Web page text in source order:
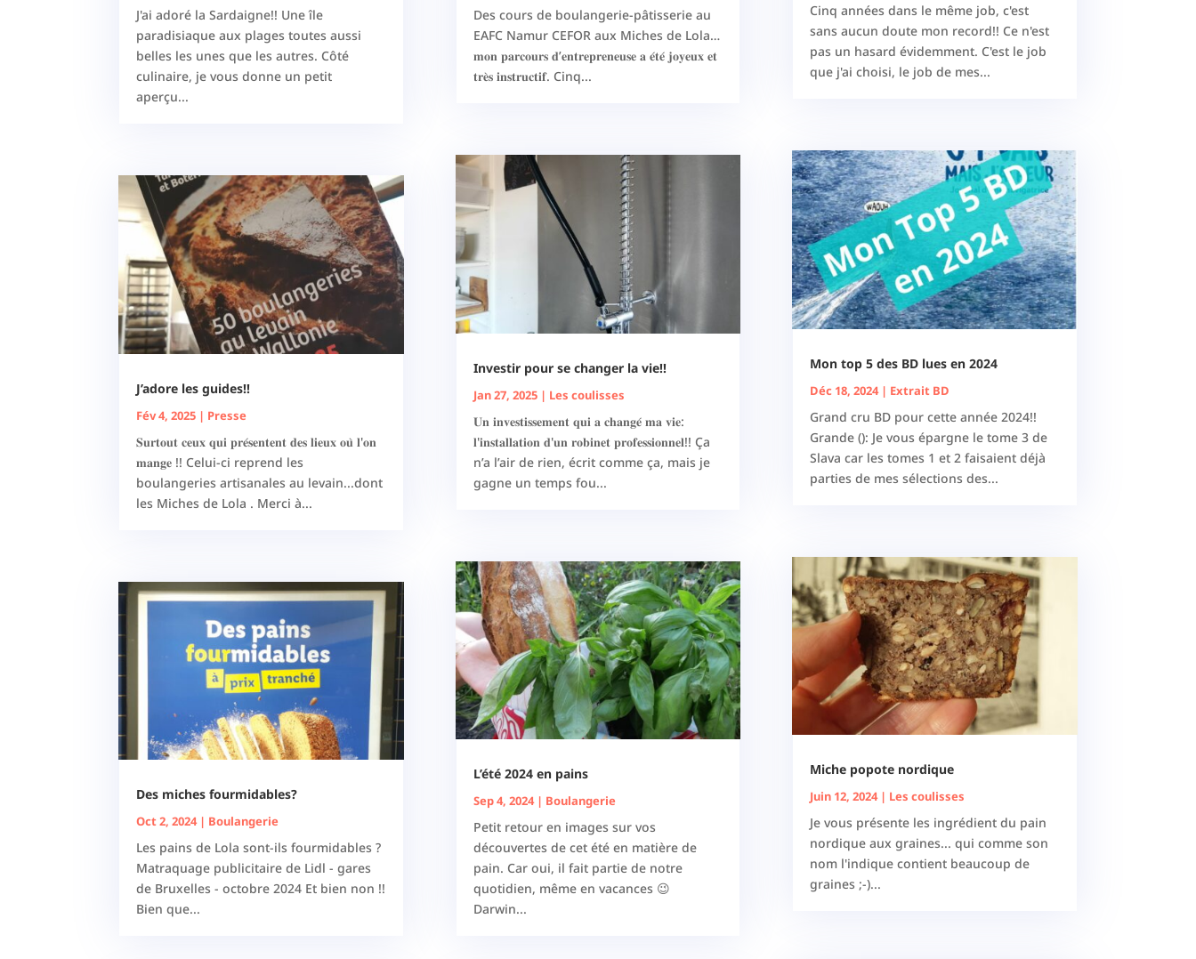
J'ai adoré la Sardaigne!! Une île
paradisiaque aux plages toutes aussi
belles les unes que les autres. Côté
culinaire, je vous donne un petit
aperçu...
J’adore les guides!!
Fév 4, 2025 | Presse
𝐒𝐮𝐫𝐭𝐨𝐮𝐭 𝐜𝐞𝐮𝐱 𝐪𝐮𝐢 𝐩𝐫𝐞́𝐬𝐞𝐧𝐭𝐞𝐧𝐭 𝐝𝐞𝐬 𝐥𝐢𝐞𝐮𝐱 𝐨𝐮̀ 𝐥'𝐨𝐧
𝐦𝐚𝐧𝐠𝐞 !! Celui-ci reprend les
boulangeries artisanales au levain...dont
les Miches de Lola . Merci à...
Des miches fourmidables?
Oct 2, 2024| Boulangerie
Les pains de Lola sont-ils fourmidables ?
Matraquage publicitaire de Lidl - gares
de Bruxelles - octobre 2024 Et bien non !!
Bien que...
Des cours de boulangerie-pâtisserie au
EAFC Namur CEFOR aux Miches de Lola…
𝐦𝐨𝐧 𝐩𝐚𝐫𝐜𝐨𝐮𝐫𝐬 𝐝’𝐞𝐧𝐭𝐫𝐞𝐩𝐫𝐞𝐧𝐞𝐮𝐬𝐞 𝐚 𝐞́𝐭𝐞́ 𝐣𝐨𝐲𝐞𝐮𝐱 𝐞𝐭
𝐭𝐫𝐞̀𝐬 𝐢𝐧𝐬𝐭𝐫𝐮𝐜𝐭𝐢𝐟. Cinq...
Investir pour se changer la vie!!
Jan 27, 2025| Les coulisses
𝐔𝐧 𝐢𝐧𝐯𝐞𝐬𝐭𝐢𝐬𝐬𝐞𝐦𝐞𝐧𝐭 𝐪𝐮𝐢 𝐚 𝐜𝐡𝐚𝐧𝐠𝐞́ 𝐦𝐚 𝐯𝐢𝐞:
𝐥'𝐢𝐧𝐬𝐭𝐚𝐥𝐥𝐚𝐭𝐢𝐨𝐧 𝐝'𝐮𝐧 𝐫𝐨𝐛𝐢𝐧𝐞𝐭 𝐩𝐫𝐨𝐟𝐞𝐬𝐬𝐢𝐨𝐧𝐧𝐞𝐥!! Ça
n’a l’air de rien, écrit comme ça, mais je
gagne un temps fou...
L’été 2024 en pains
Sep 4, 2024| Boulangerie
Petit retour en images sur vos
découvertes de cet été en matière de
pain. Car oui, il fait partie de notre
quotidien, même en vacances 😉
Darwin...
Cinq années dans le même job, c'est
sans aucun doute mon record!! Ce n'est
pas un hasard évidemment. C'est le job
que j'ai choisi, le job de mes...
Mon top 5 des BD lues en 2024
Déc 18, 2024| Extrait BD
Grand cru BD pour cette année 2024!!
Grande (): Je vous épargne le tome 3 de
Slava car les tomes 1 et 2 faisaient déjà
parties de mes sélections des...
Miche popote nordique
Juin 12, 2024| Les coulisses
Je vous présente les ingrédient du pain
nordique aux graines... qui comme son
nom l'indique contient beaucoup de
graines ;-)...